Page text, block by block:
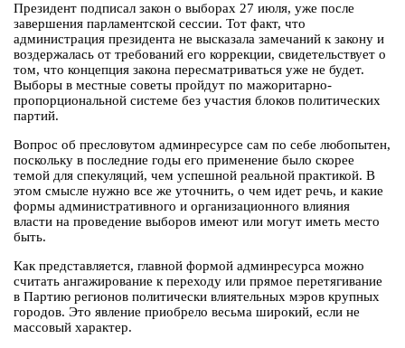
Президент подписал закон о выборах 27 июля, уже после
завершения парламентской сессии. Тот факт, что
администрация президента не высказала замечаний к закону и
воздержалась от требований его коррекции, свидетельствует о
том, что концепция закона пересматриваться уже не будет.
Выборы в местные советы пройдут по мажоритарно-
пропорциональной системе без участия блоков политических
партий.
Вопрос об пресловутом админресурсе сам по себе любопытен,
поскольку в последние годы его применение было скорее
темой для спекуляций, чем успешной реальной практикой. В
этом смысле нужно все же уточнить, о чем идет речь, и какие
формы административного и организационного влияния
власти на проведение выборов имеют или могут иметь место
быть.
Как представляется, главной формой админресурса можно
считать ангажирование к переходу или прямое перетягивание
в Партию регионов политически влиятельных мэров крупных
городов. Это явление приобрело весьма широкий, если не
массовый характер.